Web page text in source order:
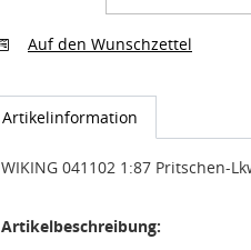
Auf den Wunschzettel
Artikelinformation
WIKING 041102 1:87 Pritschen-
Artikelbeschreibung: